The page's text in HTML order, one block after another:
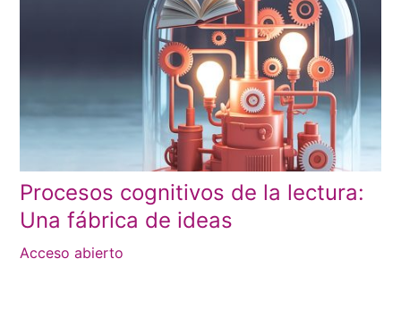
Procesos cognitivos de la lectura:
Una fábrica de ideas
Acceso abierto